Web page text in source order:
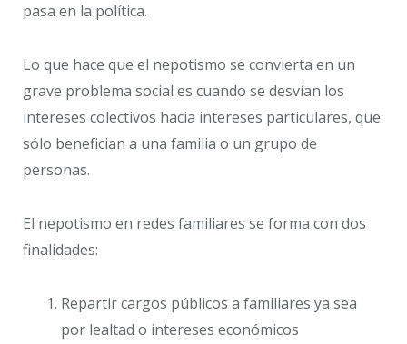
pasa en la política.
Lo que hace que el nepotismo se convierta en un
grave problema social es cuando se desvían los
intereses colectivos hacia intereses particulares, que
sólo benefician a una familia o un grupo de
personas.
El nepotismo en redes familiares se forma con dos
finalidades:
Repartir cargos públicos a familiares ya sea
por lealtad o intereses económicos